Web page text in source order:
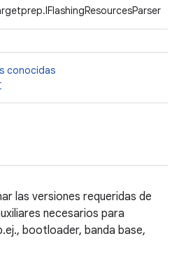
conocidas
las versiones requeridas de
necesarios para
bootloader, banda base,